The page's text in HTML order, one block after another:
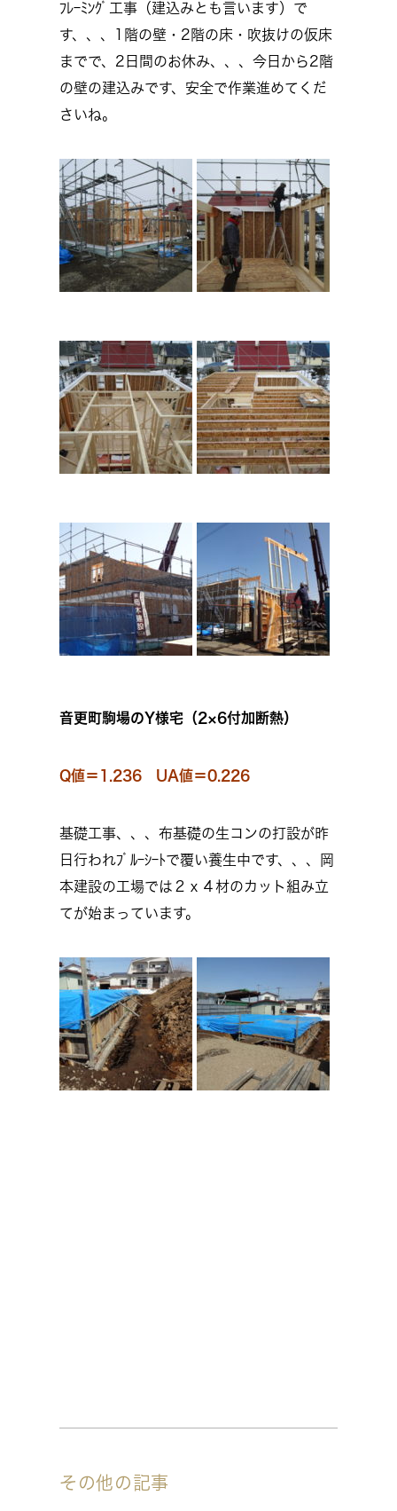
ﾌﾚｰﾐﾝｸﾞ工事（建込みとも言います）で
す、、、1階の壁・2階の床・吹抜けの仮床
までで、2日間のお休み、、、今日から2階
の壁の建込みです、安全で作業進めてくだ
さいね。
音更町駒場のY様宅（2×6付加断熱）
Q値＝1.236 UA値＝0.226
基礎工事、、、布基礎の生コンの打設が昨
日行われﾌﾞﾙｰｼｰﾄで覆い養生中です、、、岡
本建設の工場では２ｘ４材のカット組み立
てが始まっています。
その他の記事